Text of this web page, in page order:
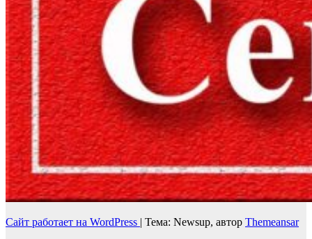
Сайт работает на WordPress | Тема: Newsup, автор Themeansar